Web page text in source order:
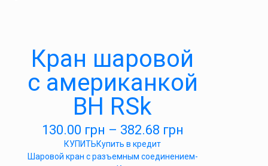
Кран шаровой
с американкой
ВН RSk
130.00 грн – 382.68 грн
КУПИТЬКупить в кредит
Шаровой кран с разъемным соединением-